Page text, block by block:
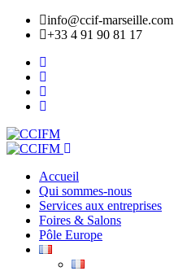
info@ccif-marseille.com
+33 4 91 90 81 17
Accueil
Qui sommes-nous
Services aux entreprises
Foires & Salons
Pôle Europe